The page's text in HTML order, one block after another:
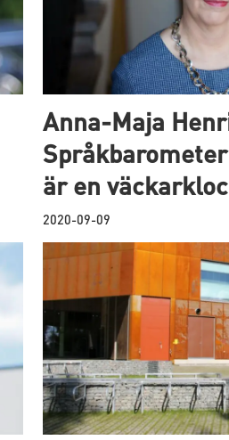
Anna-Maja
är en
2020-09-09